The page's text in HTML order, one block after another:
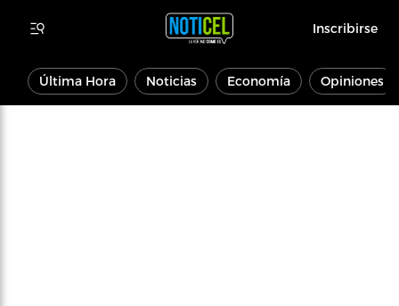
Inscribirse
Última Hora Noticias Economía Opiniones